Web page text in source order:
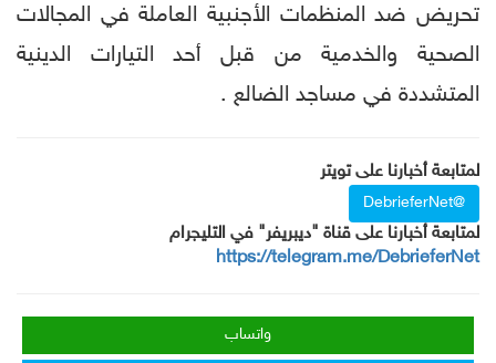
تحريض ضد المنظمات الأجنبية العاملة في المجالات
الصحية والخدمية من قبل أحد التيارات الدينية
المتشددة في مساجد الضالع .
لمتابعة أخبارنا على تويتر
@DebrieferNet
لمتابعة أخبارنا على قناة "ديبريفر" في التليجرام
https://telegram.me/DebrieferNet
واتساب